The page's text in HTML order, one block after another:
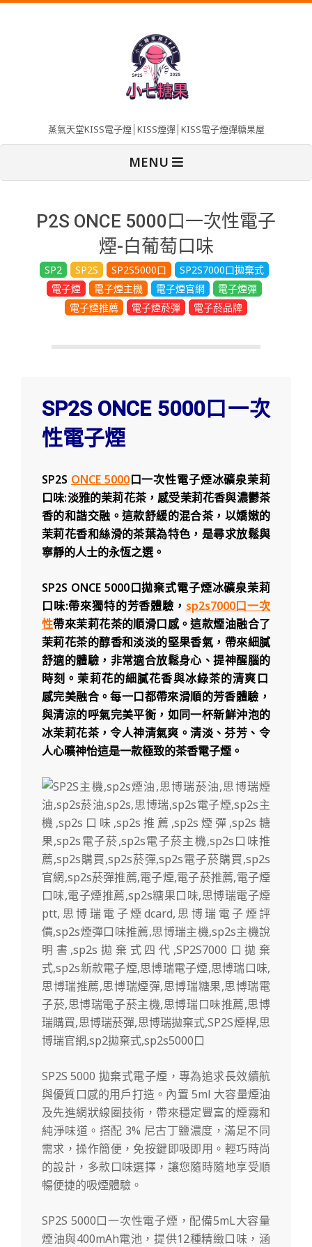
蒸氣天堂KISS電子煙│KISS煙彈│KISS電子煙彈糖果屋
MENU
P2S ONCE 5000口一次性電子
煙-白葡萄口味
SP2 SP2S SP2S5000口
SP2S7000口拋棄式
電子煙
電子煙主機 電子煙官網
電子煙彈
電子煙推薦
電子煙菸彈 電子菸品牌
SP2S ONCE 5000口一次
性電子煙
SP2S ONCE 5000口一次性電子煙冰礦泉茉莉
口味:淡雅的茉莉花茶，感受茉莉花香與濃鬱茶
香的和諧交融。這款舒緩的混合茶，以嬌嫩的
茉莉花香和絲滑的茶葉為特色，是尋求放鬆與
寧靜的人士的永恆之選。
SP2S ONCE 5000口拋棄式電子煙冰礦泉茉莉
口味:帶來獨特的芳香體驗， sp2s7000口一次
性帶來茉莉花茶的順滑口感。這款煙油融合了
茉莉花茶的醇香和淡淡的堅果香氣，帶來細膩
舒適的體驗，非常適合放鬆身心、提神醒腦的
時刻。茉莉花的細膩花香與冰綠茶的清爽口
感完美融合。每一口都帶來滑順的芳香體驗，
與清涼的呼氣完美平衡，如同一杯新鮮沖泡的
冰茉莉花茶，令人神清氣爽。清淡、芬芳、令
人心曠神怡這是一款極致的茶香電子煙。
SP2S 5000 拋棄式電子煙，專為追求長效續航
與優質口感的用戶打造。內置 5ml 大容量煙油
及先進網狀線圈技術，帶來穩定豐富的煙霧和
純淨味道。搭配 3% 尼古丁鹽濃度，滿足不同
需求，操作簡便，免按鍵即吸即用。輕巧時尚
的設計，多款口味選擇，讓您隨時隨地享受順
暢便捷的吸煙體驗。
SP2S 5000口一次性電子煙，配備5mL大容量
煙油與400mAh電池，提供12種精緻口味，涵